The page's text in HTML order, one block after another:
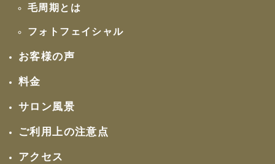
毛周期とは
フォトフェイシャル
お客様の声
料金
サロン風景
ご利用上の注意点
アクセス